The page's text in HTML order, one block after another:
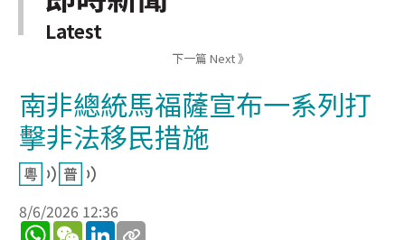
Latest
下一篇 Next 》
南非總統馬福薩宣布一系列打
擊非法移民措施
8/6/2026 12:36
WhatsApp
WeChatLinkedIn